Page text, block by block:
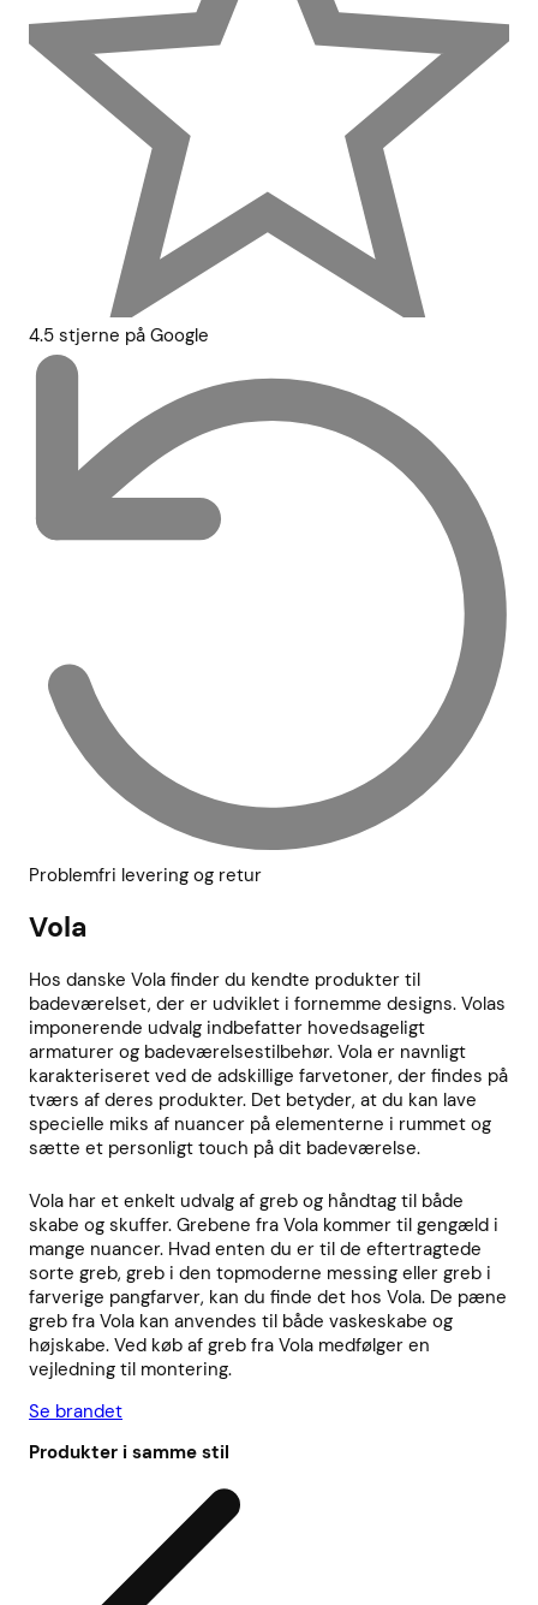
4.5 stjerne på Google
Problemfri levering og retur
Vola
Hos danske Vola finder du kendte produkter til
badeværelset, der er udviklet i fornemme designs. Volas
imponerende udvalg indbefatter hovedsageligt
armaturer og badeværelsestilbehør. Vola er navnligt
karakteriseret ved de adskillige farvetoner, der findes på
tværs af deres produkter. Det betyder, at du kan lave
specielle miks af nuancer på elementerne i rummet og
sætte et personligt touch på dit badeværelse.
Vola har et enkelt udvalg af greb og håndtag til både
skabe og skuffer. Grebene fra Vola kommer til gengæld i
mange nuancer. Hvad enten du er til de eftertragtede
sorte greb, greb i den topmoderne messing eller greb i
farverige pangfarver, kan du finde det hos Vola. De pæne
greb fra Vola kan anvendes til både vaskeskabe og
højskabe. Ved køb af greb fra Vola medfølger en
vejledning til montering.
Se brandet
Produkter i samme stil